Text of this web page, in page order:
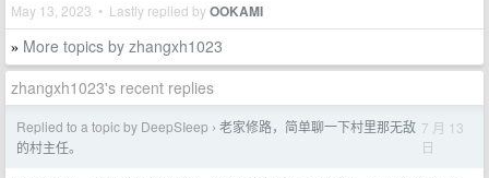
May 13, 2023 • Lastly replied byOOKAMI
» More topics by zhangxh1023
zhangxh1023's recent replies
Replied to a topic by DeepSIeep › 老家修路，简单聊一下村里那无敌
的村主任。
7 月 13
日